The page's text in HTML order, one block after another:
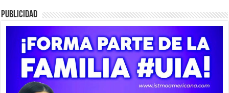
PUBLICIDAD